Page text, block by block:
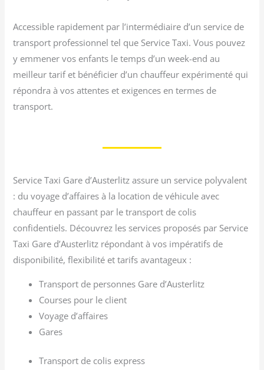
Accessible rapidement par l’intermédiaire d’un service de
transport professionnel tel que Service Taxi. Vous pouvez
y emmener vos enfants le temps d’un week-end au
meilleur tarif et bénéficier d’un chauffeur expérimenté qui
répondra à vos attentes et exigences en termes de
transport.
Service Taxi Gare d’Austerlitz assure un service polyvalent
: du voyage d’affaires à la location de véhicule avec
chauffeur en passant par le transport de colis
confidentiels. Découvrez les services proposés par Service
Taxi Gare d’Austerlitz répondant à vos impératifs de
disponibilité, flexibilité et tarifs avantageux :
Transport de personnes Gare d’Austerlitz
Courses pour le client
Voyage d’affaires
Gares
Transport de colis express